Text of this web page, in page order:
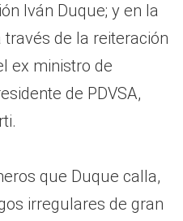
Iván Duque; y en la
de la reiteración
ex ministro de
de PDVSA,
que Duque calla,
irregulares de gran